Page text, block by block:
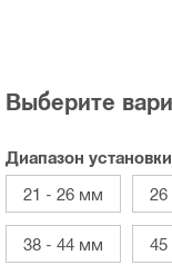
Выберите
Диапазон
21 - 26 мм
38 - 44 мм